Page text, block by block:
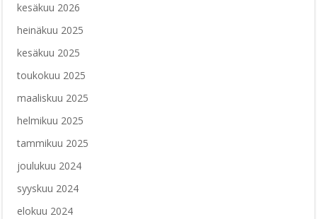
kesäkuu 2026
heinäkuu 2025
kesäkuu 2025
toukokuu 2025
maaliskuu 2025
helmikuu 2025
tammikuu 2025
joulukuu 2024
syyskuu 2024
elokuu 2024